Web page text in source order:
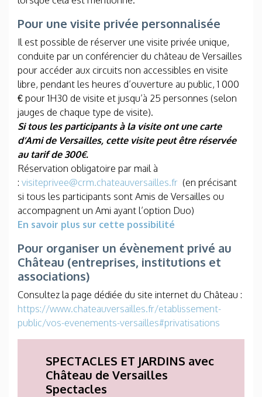
Pour une visite privée personnalisée
Il est possible de réserver une visite privée unique,
conduite par un conférencier du château de Versailles
pour accéder aux circuits non accessibles en visite
libre, pendant les heures d’ouverture au public, 1 000
€ pour 1H30 de visite et jusqu’à 25 personnes (selon
jauges de chaque type de visite).
Si tous les participants à la visite ont une carte
d’Ami de Versailles, cette visite peut être réservée
au tarif de 300€.
Réservation obligatoire par mail à
: visiteprivee@crm.chateauversailles.fr (en précisant
si tous les participants sont Amis de Versailles ou
accompagnent un Ami ayant l’option Duo)
En savoir plus sur cette possibilité
Pour organiser un évènement privé au
Château (entreprises, institutions et
associations)
Consultez la page dédiée du site internet du Château :
https://www.chateauversailles.fr/etablissement-
public/vos-evenements-versailles#privatisations
SPECTACLES ET JARDINS avec
Château de Versailles
Spectacles